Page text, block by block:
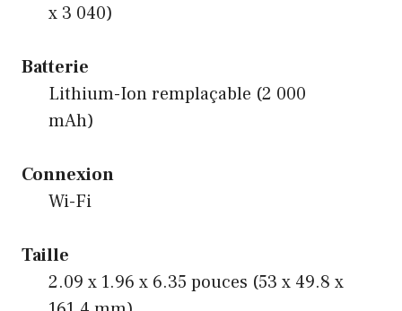
x 3 040)
Batterie
Lithium-Ion remplaçable (2 000
mAh)
Connexion
Wi-Fi
Taille
2.09 x 1.96 x 6.35 pouces (53 x 49.8 x